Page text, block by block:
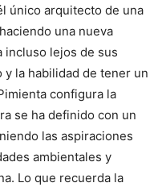
único arquitecto de una
una nueva
incluso lejos de sus
la habilidad de tener un
configura la
se ha definido con un
las aspiraciones
ambientales y
Lo que recuerda la